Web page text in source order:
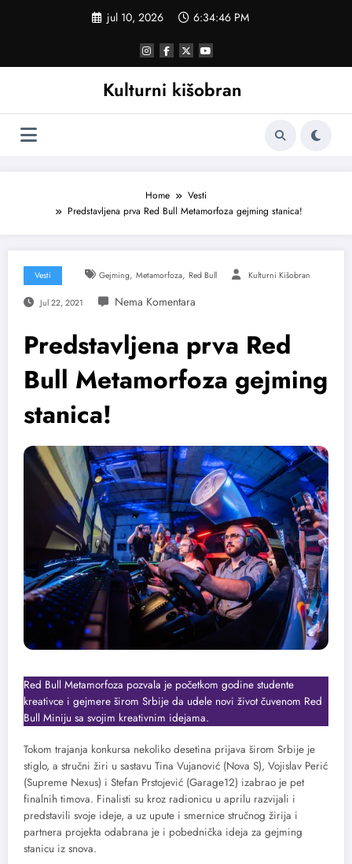
jul 10, 2026 6:34:47 PM
Kulturni kišobran
Home
Vesti
Predstavljena prva Red Bull Metamorfoza gejming stanica!
Vesti Gejming, Metamorfoza, Red Bull Kulturni Kišobran
Jul 22, 2021
Predstavljena prva Red
Bull Metamorfoza gejming
stanica!
Red Bull Metamorfoza pozvala je početkom godine studente
kreativce i gejmere širom Srbije da udele novi život čuvenom Red
Bull Miniju sa svojim kreativnim idejama.
Tokom trajanja konkursa nekoliko desetina prijava širom Srbije je
stiglo, a stručni žiri u sastavu Tina Vujanović (Nova S), Vojislav Perić
(Supreme Nexus) i Stefan Prstojević (Garage12) izabrao je pet
finalnih timova. Finalisti su kroz radionicu u aprilu razvijali i
predstavili svoje ideje, a uz upute i smernice stručnog žirija i
partnera projekta odabrana je i pobednička ideja za gejming
stanicu iz snova.